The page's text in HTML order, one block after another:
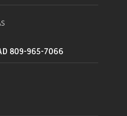
809-965-7066